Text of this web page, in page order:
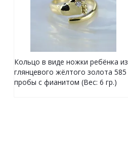
Кольцо в виде ножки ребёнка из
глянцевого жёлтого золота 585
пробы с фианитом (Вес: 6 гр.)